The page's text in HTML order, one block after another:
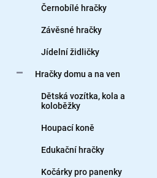
Černobílé hračky
Závěsné hračky
Jídelní židličky
Hračky domu a na ven
Dětská vozítka, kola a
koloběžky
Houpací koně
Edukační hračky
Kočárky pro panenky